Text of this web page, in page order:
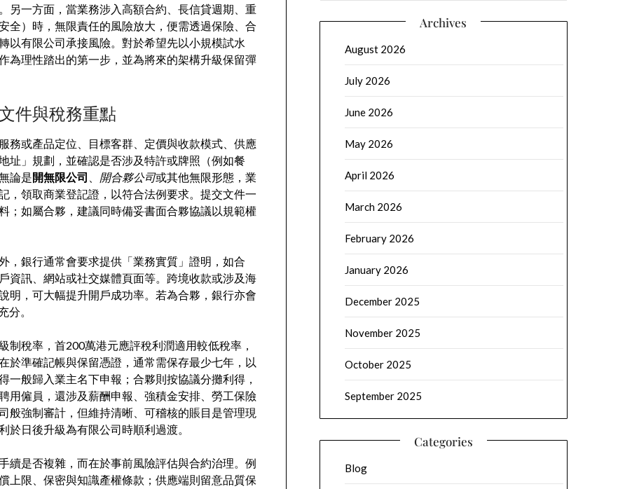
另一方面，當業務涉入高額合約、長信貸週期、重
全）時，無限責任的風險放大，便需透過保險、合
以有限公司承接風險。對於希望先以小規模試水
為理性踏出的第一步，並為將來的架構升級保留彈
件與稅務重點
務或產品定位、目標客群、定價與收款模式、供應
址」規劃，並確認是否涉及特許或牌照（例如餐
論是開無限公司 開合夥公司或其他無限形態，業
，領取商業登記證，以符合法例要求。提交文件一
；如屬合夥，建議同時備妥書面合夥協議以規範權
，銀行通常會要求提供「業務實質」證明，如合
資訊、網站或社交媒體頁面等。跨境收款或涉及海
明，可大幅提升開戶成功率。若為合夥，銀行亦會
分。
稅率，首200萬港元應評稅利潤適用較低稅率，
於準確記帳與保留憑證，通常需保存最少七年，以
般歸入業主名下申報；合夥則按協議分攤利得，
用僱員，還涉及薪酬申報、強積金安排、勞工保險
般強制審計，但維持清晰、可稽核的賬目是管理現
日後升級為有限公司時順利過渡。
續是否複雜，而在於事前風險評估與合約治理。例
上限、保密與知識產權條款；供應端則留意品質保
Archives
August 2026
July 2026
June 2026
May 2026
April 2026
March 2026
February 2026
January 2026
December 2025
November 2025
October 2025
September 2025
Categories
Blog